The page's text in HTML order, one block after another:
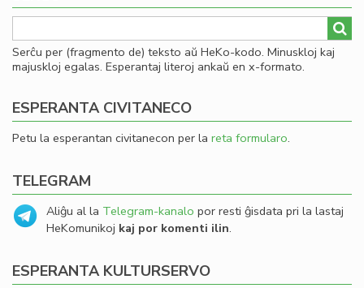
Serĉu per (fragmento de) teksto aŭ HeKo-kodo. Minuskloj kaj
majuskloj egalas. Esperantaj literoj ankaŭ en x-formato.
ESPERANTA CIVITANECO
Petu la esperantan civitanecon per la reta formularo.
TELEGRAM
Aliĝu al la Telegram-kanalo por resti ĝisdata pri la lastaj
HeKomunikoj kaj por komenti ilin.
ESPERANTA KULTURSERVO